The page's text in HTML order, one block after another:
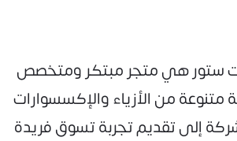
ستور هي متجر مبتكر ومتخصص
من الأزياء والإكسسوارات
إلى تقديم تجربة تسوق فريدة